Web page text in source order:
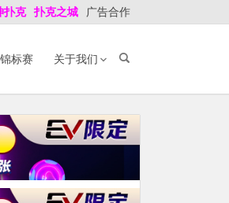
扑克 扑克之城 广告合作
锦标赛 关于我们